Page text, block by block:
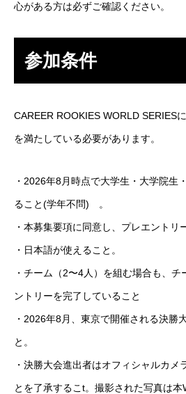
心がある方は必ずご確認ください。
参加条件
CAREER ROOKIES WORLD SERIES
を満たしている必要があります。
・2026年8月時点で大学生・大学院生
ること(学年不問) 。
・本募集要項に同意し、プレエントリ
・日本語が使えること。
・チーム（2〜4人）を組む場合も、
ントリーを完了していること
・2026年8月、東京で開催される決勝
と。
・決勝大会進出者はオフィシャルカメ
とを了承するこt。撮影された写真は